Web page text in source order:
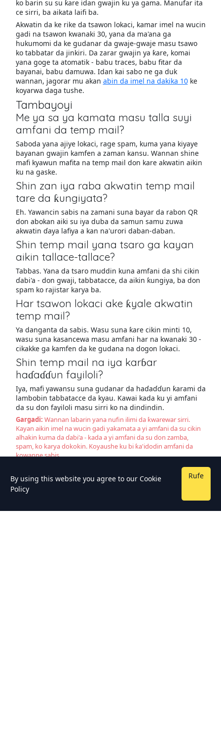
ko barin su su ƙare idan gwajin ku ya gama. Manufar ita
ce sirri, ba aikata laifi ba.
Akwatin da ke rike da tsawon lokaci, kamar imel na wucin
gadi na tsawon kwanaki 30, yana da ma'ana ga
hukumomi da ke gudanar da gwaje-gwaje masu tsawo
ko tabbatar da jinkiri. Da zarar gwajin ya ƙare, komai
yana goge ta atomatik - babu traces, babu fitar da
bayanai, babu damuwa. Idan kai sabo ne ga duk
wannan, jagorar mu akan abin da imel na dakika 10ke
koyarwa daga tushe.
Tambayoyi
Me ya sa ya kamata masu talla suyi
amfani da temp mail?
Saboda yana ajiye lokaci, rage spam, kuma yana kiyaye
bayanan gwajin kamfen a zaman kansu. Wannan shine
mafi kyawun mafita na temp mail don kare akwatin aikin
ku na gaske.
Shin zan iya raba akwatin temp mail
tare da ƙungiyata?
Eh. Yawancin sabis na zamani suna bayar da rabon QR
don abokan aiki su iya duba da samun samu zuwa
akwatin ɗaya lafiya a kan na'urori daban-daban.
Shin temp mail yana tsaro ga kayan
aikin tallace-tallace?
Tabbas. Yana da tsaro muddin kuna amfani da shi cikin
ɗabi'a - don gwaji, tabbatacce, da aikin ƙungiya, ba don
spam ko rajistar karya ba.
Har tsawon lokaci ake ƙyale akwatin
temp mail?
Ya danganta da sabis. Wasu suna ƙare cikin minti 10,
wasu suna kasancewa masu amfani har na kwanaki 30 -
cikakke ga kamfen da ke gudana na dogon lokaci.
Shin temp mail na iya karɓar
haɗaɗɗun fayiloli?
Iya, mafi yawansu suna gudanar da haɗaɗɗun ƙarami da
lambobin tabbatacce da kyau. Kawai kada ku yi amfani
da su don fayiloli masu sirri ko na dindindin.
Gargadi: Wannan labarin yana nufin ilimi da ƙwarewar sirri.
Kayan aikin imel na wucin gadi yakamata a yi amfani da su cikin
alhakin kuma da ɗabi'a - kada a yi amfani da su don zamba,
spam, ko karya dokokin. Koyaushe ku bi ƙa'idodin amfani da
kowanne sabis.
By using this website you agree to our Cookie
Policy
Rufe